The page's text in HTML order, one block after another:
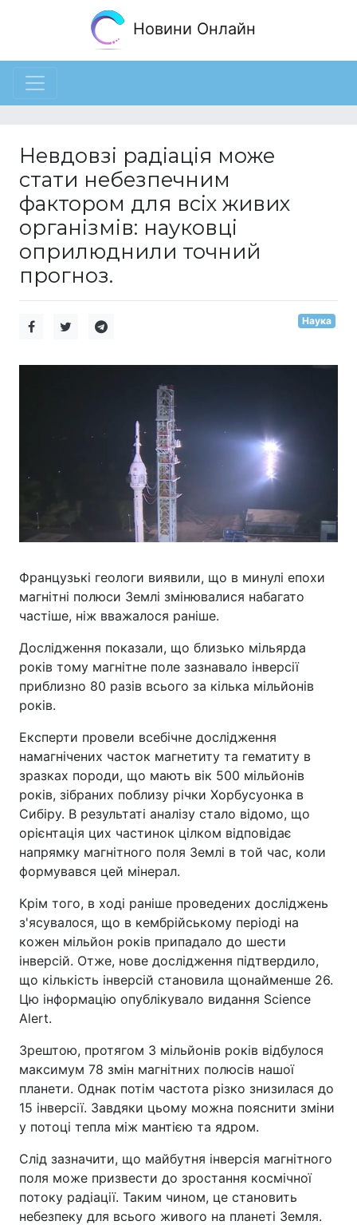
Новини Онлайн
Невдовзі радіація може
стати небезпечним
фактором для всіх живих
організмів: науковці
оприлюднили точний
прогноз.
Наука
Французькі геологи виявили, що в минулі епохи
магнітні полюси Землі змінювалися набагато
частіше, ніж вважалося раніше.
Дослідження показали, що близько мільярда
років тому магнітне поле зазнавало інверсії
приблизно 80 разів всього за кілька мільйонів
років.
Експерти провели всебічне дослідження
намагнічених часток магнетиту та гематиту в
зразках породи, що мають вік 500 мільйонів
років, зібраних поблизу річки Хорбусуонка в
Сибіру. В результаті аналізу стало відомо, що
орієнтація цих частинок цілком відповідає
напрямку магнітного поля Землі в той час, коли
формувався цей мінерал.
Крім того, в ході раніше проведених досліджень
з'ясувалося, що в кембрійському періоді на
кожен мільйон років припадало до шести
інверсій. Отже, нове дослідження підтвердило,
що кількість інверсій становила щонайменше 26.
Цю інформацію опублікувало видання Science
Alert.
Зрештою, протягом 3 мільйонів років відбулося
максимум 78 змін магнітних полюсів нашої
планети. Однак потім частота різко знизилася до
15 інверсії. Завдяки цьому можна пояснити зміни
у потоці тепла між мантією та ядром.
Слід зазначити, що майбутня інверсія магнітного
поля може призвести до зростання космічної
потоку радіації. Таким чином, це становить
небезпеку для всього живого на планеті Земля.